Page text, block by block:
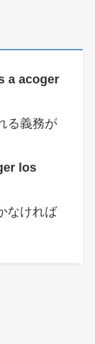
a acoger
る義務が
los
なければ